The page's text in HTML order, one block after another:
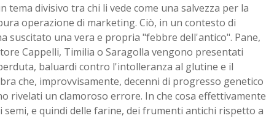
divisivo tra chi li vede come una salvezza per la
operazione di marketing. Ciò, in un contesto di
suscitato una vera e propria "febbre dell'antico". Pane,
Cappelli, Timilia o Saragolla vengono presentati
baluardi contro l'intolleranza al glutine e il
che, improvvisamente, decenni di progresso genetico
rivelati un clamoroso errore. In che cosa effettivamente
semi, e quindi delle farine, dei frumenti antichi rispetto a